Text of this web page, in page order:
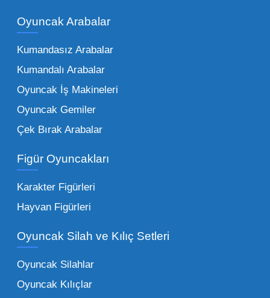
kadar zengindir. Bir mağazanın veya eğitim
çeşitliliği ile doğru orantılıdır. İşte Mega
Oyuncak bünyesinde öne çıkan ve en çok
tercih edilen kategorilerimiz:
Peluş Oyuncaklar:
vazgeçilmezi olan yumuşak dokulu sevilen
seçeneklerimizi keşfederek koleksiyonunuza
en sevilen karakterleri ekleyebilirsiniz.
Eğitici Setler:
tarafından tercih edilentoptan eğitici
ebeveynlerin son yıllarda en çok satın aldığı
ürün grupları arasında yer almaktadır.
Oyuncak Arabalar
Kumandasız Arabalar
Kumandalı Arabalar
Oyuncak İş Makineleri
Oyuncak Gemiler
Çek Bırak Arabalar
Figür Oyuncakları
Karakter Figürleri
Hayvan Figürleri
Oyuncak Silah ve Kılıç Setleri
Oyuncak Silahlar
Oyuncak Kılıçlar